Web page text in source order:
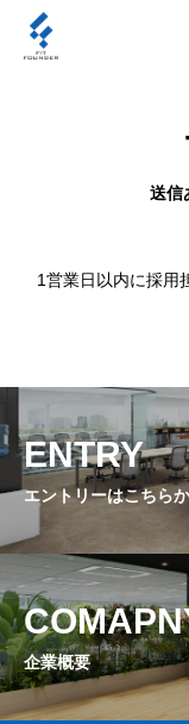
RECRUIT
ENTRY
COMPANY
送信
1営業日以内に採用
ENTRY
エントリーはこちら
企業概要